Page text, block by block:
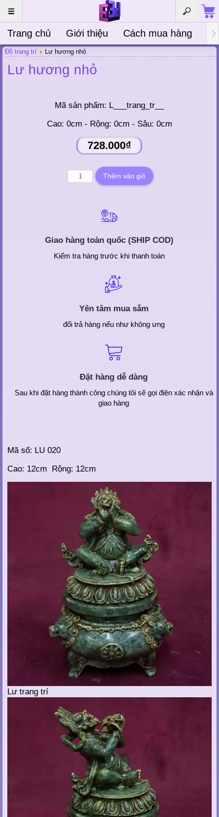
Trang chủ Giới thiệu Cách mua hàng
Đồ trang trí Lư hương nhỏ
Lư hương nhỏ
Mã sản phẩm: L___trang_tr__
Cao: 0cm - Rộng: 0cm - Sâu: 0cm
728.000₫
Giao hàng toàn quốc (SHIP COD)
Kiểm tra hàng trước khi thanh toán
Yên tâm mua sắm
đổi trả hàng nếu như không ưng
Đặt hàng dễ dàng
Sau khi đặt hàng thành công chúng tôi sẽ gọi điện xác nhận và
giao hàng
Mã số: LU 020
Cao: 12cm Rộng: 12cm
Lư trang trí